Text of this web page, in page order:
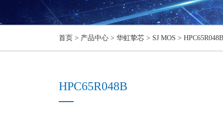
首页 > 产品中心> 华虹挚芯> SJ MOS > HPC65R048B
HPC65R048B